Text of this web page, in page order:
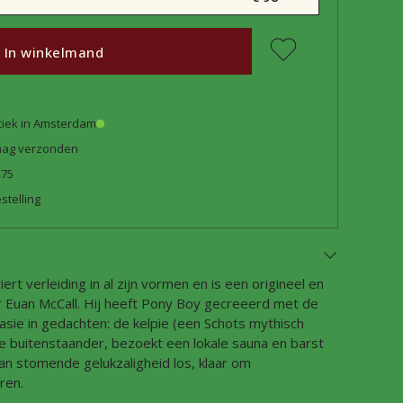
In winkelmand
in Amsterdam
verzonden
verleiding in al zijn vormen en is een origineel en
McCall. Hij heeft Pony Boy gecreeerd met de
in gedachten: de kelpie (een Schots mythisch
buitenstaander, bezoekt een lokale sauna en barst
stomende gelukzaligheid los, klaar om